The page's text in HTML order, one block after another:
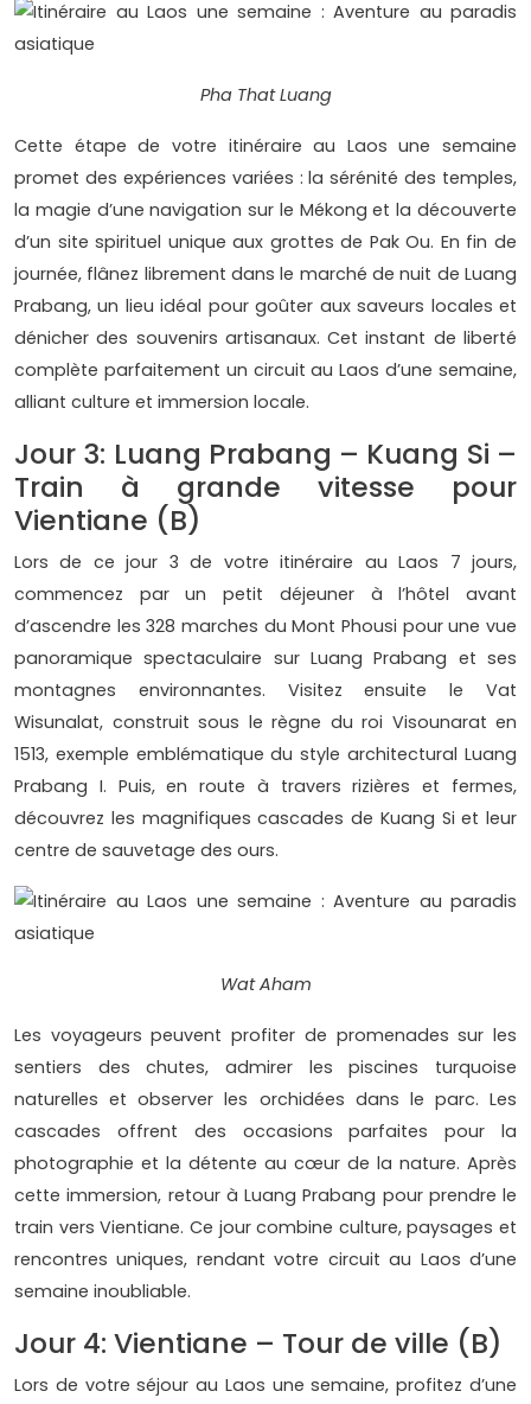
Pha That Luang
Cette étape de votre itinéraire au Laos une semaine
promet des expériences variées : la sérénité des temples,
la magie d’une navigation sur le Mékong et la découverte
d’un site spirituel unique aux grottes de Pak Ou. En fin de
journée, flânez librement dans le marché de nuit de Luang
Prabang, un lieu idéal pour goûter aux saveurs locales et
dénicher des souvenirs artisanaux. Cet instant de liberté
complète parfaitement un circuit au Laos d’une semaine,
alliant culture et immersion locale.
Jour 3: Luang Prabang – Kuang Si –
Train à grande vitesse pour
Vientiane (B)
Lors de ce jour 3 de votre itinéraire au Laos 7 jours,
commencez par un petit déjeuner à l’hôtel avant
d’ascendre les 328 marches du Mont Phousi pour une vue
panoramique spectaculaire sur Luang Prabang et ses
montagnes environnantes. Visitez ensuite le Vat
Wisunalat, construit sous le règne du roi Visounarat en
1513, exemple emblématique du style architectural Luang
Prabang I. Puis, en route à travers rizières et fermes,
découvrez les magnifiques cascades de Kuang Si et leur
centre de sauvetage des ours.
Wat Aham
Les voyageurs peuvent profiter de promenades sur les
sentiers des chutes, admirer les piscines turquoise
naturelles et observer les orchidées dans le parc. Les
cascades offrent des occasions parfaites pour la
photographie et la détente au cœur de la nature. Après
cette immersion, retour à Luang Prabang pour prendre le
train vers Vientiane. Ce jour combine culture, paysages et
rencontres uniques, rendant votre circuit au Laos d’une
semaine inoubliable.
Jour 4: Vientiane – Tour de ville (B)
Lors de votre séjour au Laos une semaine, profitez d’une